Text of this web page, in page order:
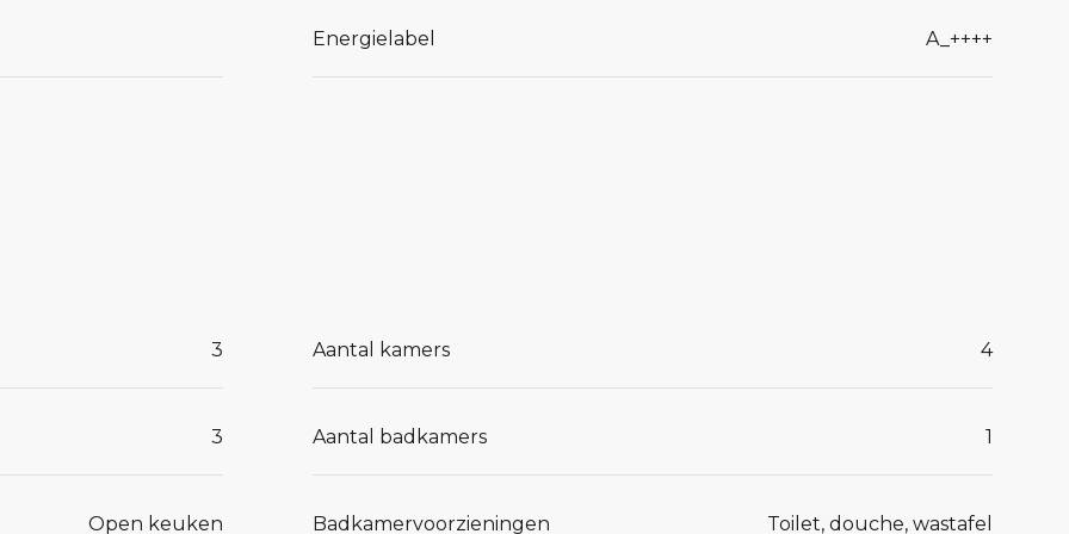
Energielabel A_++++
3 Aantal kamers 4
3 Aantal badkamers 1
Open keuken Badkamervoorzieningen Toilet, douche, wastafel